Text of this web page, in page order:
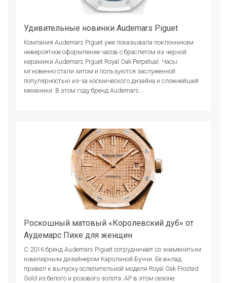
Удивительные новинки Audemars Piguet
Компания Audemars Piguet уже показывала поклонникам
невероятное оформление часов с браслетом из черной
керамики Audemars Piguet Royal Oak Perpetual. Часы
мгновенно стали хитом и пользуются заслуженной
популярностью из-за космического дизайна и сложнейшей
механики. В этом году бренд Audemars...
Роскошный матовый «Королевский дуб» от
Аудемарс Пике для женщин
С 2016 бренд Audemars Piguet сотрудничает со знаменитым
ювелирным дизайнером Каролиной Буччи. Ее вклад
привел к выпуску ослепительной модели Royal Oak Frosted
Gold из белого и розового золота. AP в этом сезоне